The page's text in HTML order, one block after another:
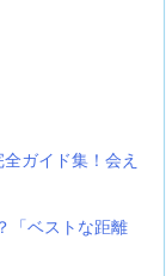
ガイド集！会え
「ベストな距離